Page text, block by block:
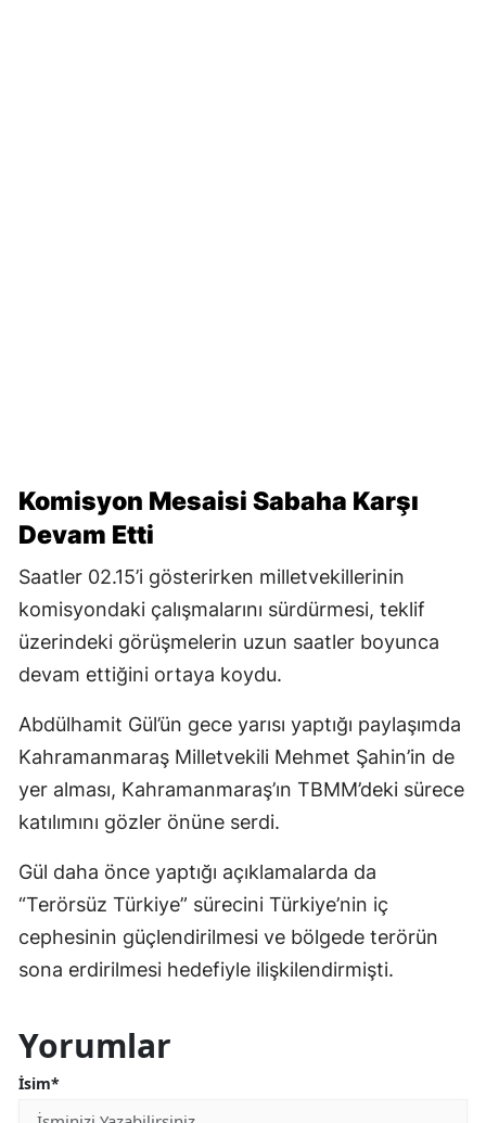
Komisyon Mesaisi Sabaha Karşı
Devam Etti
Saatler 02.15’i gösterirken milletvekillerinin
komisyondaki çalışmalarını sürdürmesi, teklif
üzerindeki görüşmelerin uzun saatler boyunca
devam ettiğini ortaya koydu.
Abdülhamit Gül’ün gece yarısı yaptığı paylaşımda
Kahramanmaraş Milletvekili Mehmet Şahin’in de
yer alması, Kahramanmaraş’ın TBMM’deki sürece
katılımını gözler önüne serdi.
Gül daha önce yaptığı açıklamalarda da
“Terörsüz Türkiye” sürecini Türkiye’nin iç
cephesinin güçlendirilmesi ve bölgede terörün
sona erdirilmesi hedefiyle ilişkilendirmişti.
Yorumlar
İsim*